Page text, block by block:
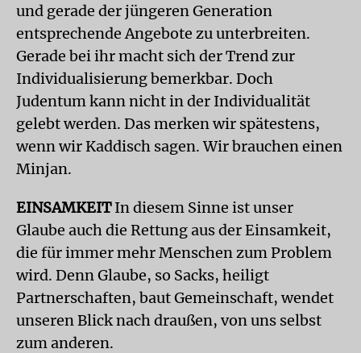
und gerade der jüngeren Generation
entsprechende Angebote zu unterbreiten.
Gerade bei ihr macht sich der Trend zur
Individualisierung bemerkbar. Doch
Judentum kann nicht in der Individualität
gelebt werden. Das merken wir spätestens,
wenn wir Kaddisch sagen. Wir brauchen einen
Minjan.
EINSAMKEITIn diesem Sinne ist unser
Glaube auch die Rettung aus der Einsamkeit,
die für immer mehr Menschen zum Problem
wird. Denn Glaube, so Sacks, heiligt
Partnerschaften, baut Gemeinschaft, wendet
unseren Blick nach draußen, von uns selbst
zum anderen.